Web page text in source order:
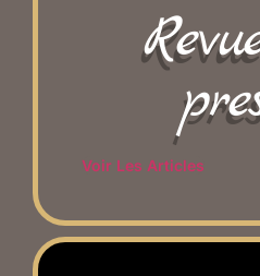
Voir Les Articles